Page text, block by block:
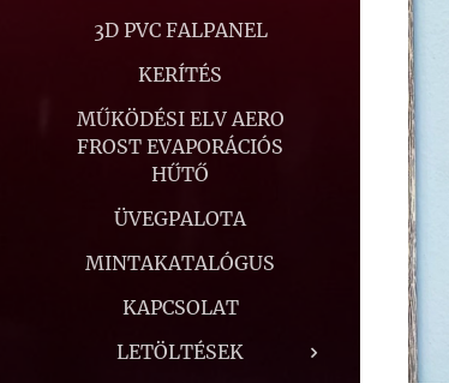
3D PVC FALPANEL
KERÍTÉS
MŰKÖDÉSI ELV AERO
FROST EVAPORÁCIÓS
HŰTŐ
ÜVEGPALOTA
MINTAKATALÓGUS
KAPCSOLAT
LETÖLTÉSEK